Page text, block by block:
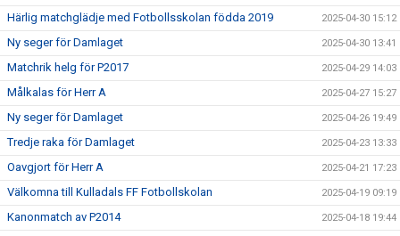
Härlig matchglädje med Fotbollsskolan födda 2019 2025-04-30 15:12
Ny seger för Damlaget 2025-04-30 13:41
Matchrik helg för P2017 2025-04-29 14:03
Målkalas för Herr A 2025-04-27 15:27
Ny seger för Damlaget 2025-04-26 19:49
Tredje raka för Damlaget 2025-04-23 13:33
Oavgjort för Herr A 2025-04-21 17:23
Välkomna till Kulladals FF Fotbollskolan 2025-04-19 09:19
Kanonmatch av P2014 2025-04-18 19:44